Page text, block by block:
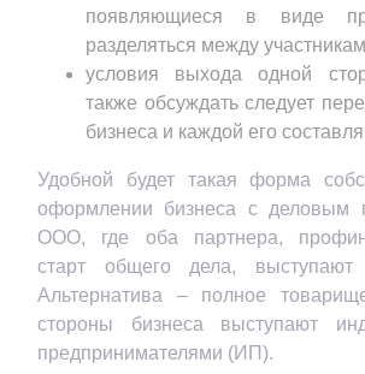
появляющиеся в виде
разделяться между
условия выхода одной
также обсуждать следует
бизнеса и каждой его
Удобной будет такая форма
оформлении бизнеса с деловым
ООО, где оба партнера,
старт общего дела, выступают
Альтернатива – полное
стороны бизнеса выступают
предпринимателями (ИП).